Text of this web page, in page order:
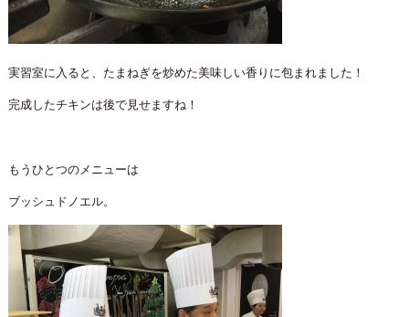
実習室に入ると、たまねぎを炒めた美味しい香りに包まれました！
完成したチキンは後で見せますね！
もうひとつのメニューは
ブッシュドノエル。